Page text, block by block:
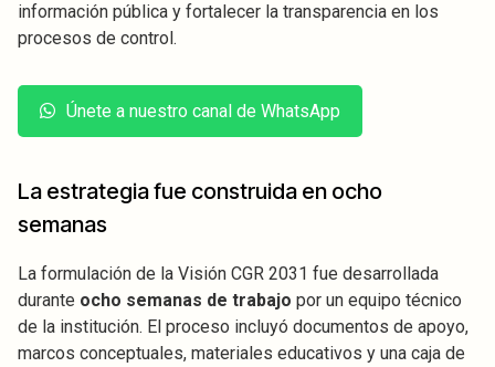
información pública y fortalecer la transparencia en los
procesos de control.
Únete a nuestro canal de WhatsApp
La estrategia fue construida en ocho
semanas
La formulación de la Visión CGR 2031 fue desarrollada
durante ocho semanas de trabajo por un equipo técnico
de la institución. El proceso incluyó documentos de apoyo,
marcos conceptuales, materiales educativos y una caja de